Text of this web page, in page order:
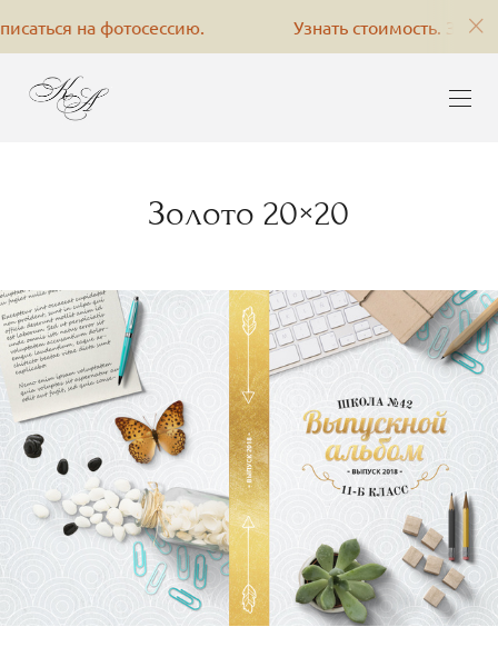
на фотосессию. Узнать стоимость. Записаться
Золото 20×20